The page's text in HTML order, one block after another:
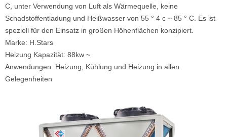
C, unter Verwendung von Luft als Wärmequelle, keine
Schadstoffentladung und Heißwasser von 55 ° 4 c ~ 85 ° C. Es ist
speziell für den Einsatz in großen Höhenflächen konzipiert.
Marke: H.Stars
Heizung Kapazität: 88kw ~
Anwendungen: Heizung, Kühlung und Heizung in allen
Gelegenheiten